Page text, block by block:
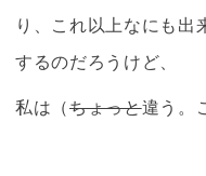
り、これ以上なにも出
するのだろうけど、
私は（ちょっと違う。